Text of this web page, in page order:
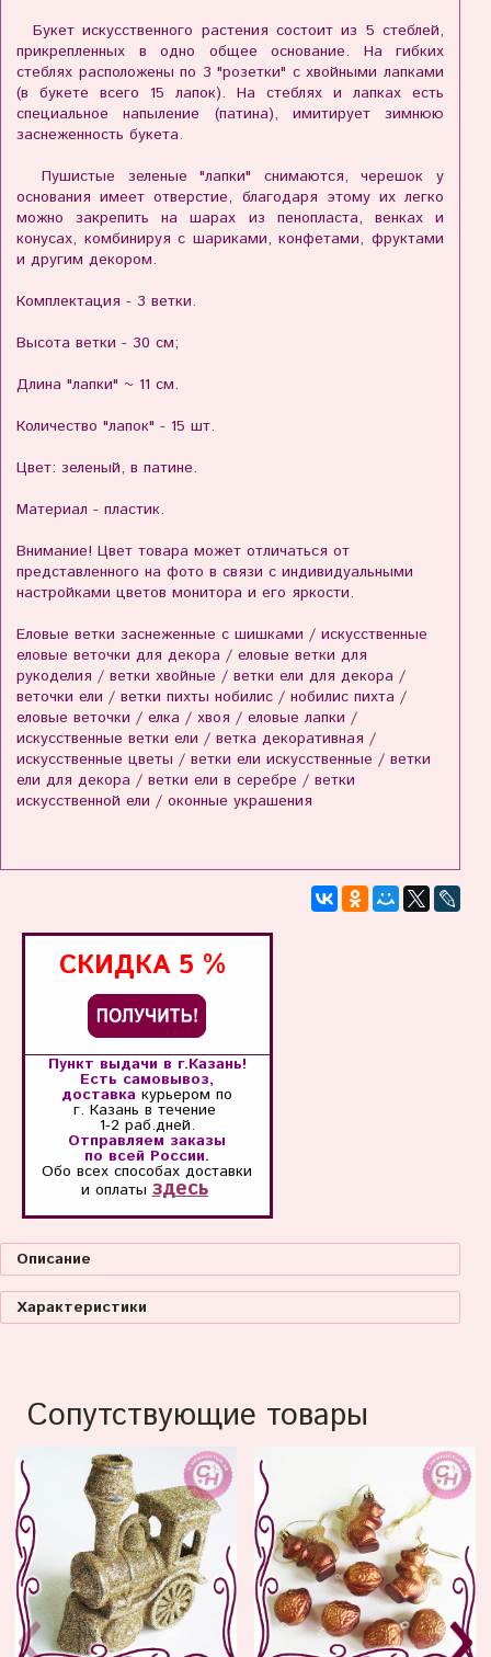
Букет искусственного растения состоит из 5 стеблей,
прикрепленных в одно общее основание. На гибких
стеблях расположены по 3 "розетки" с хвойными лапками
(в букете всего 15 лапок). На стеблях и лапках есть
специальное напыление (патина), имитирует зимнюю
заснеженность букета.
Пушистые зеленые "лапки" снимаются, черешок у
основания имеет отверстие, благодаря этому их легко
можно закрепить на шарах из пенопласта, венках и
конусах, комбинируя с шариками, конфетами, фруктами
и другим декором.
Комплектация - 3 ветки.
Высота ветки - 30 см;
Длина "лапки" ~ 11 см.
Количество "лапок" - 15 шт.
Цвет: зеленый, в патине.
Материал - пластик.
Внимание! Цвет товара может отличаться от
представленного на фото в связи с индивидуальными
настройками цветов монитора и его яркости.
Еловые ветки заснеженные с шишками / искусственные
еловые веточки для декора / еловые ветки для
рукоделия / ветки хвойные / ветки ели для декора /
веточки ели / ветки пихты нобилис / нобилис пихта /
еловые веточки / елка / хвоя / еловые лапки /
искусственные ветки ели / ветка декоративная /
искусственные цветы / ветки ели искусственные / ветки
ели для декора / ветки ели в серебре / ветки
искусственной ели / оконные украшения
СКИДКА 5 %
Пункт выдачи в г.Казань!
Есть самовывоз,
доставка курьером по
г. Казань в течение
1-2 раб.дней.
Отправляем заказы
по всей России.
Обо всех способахдоставки
и оплаты здесь
Описание
Характеристики
Сопутствующие товары